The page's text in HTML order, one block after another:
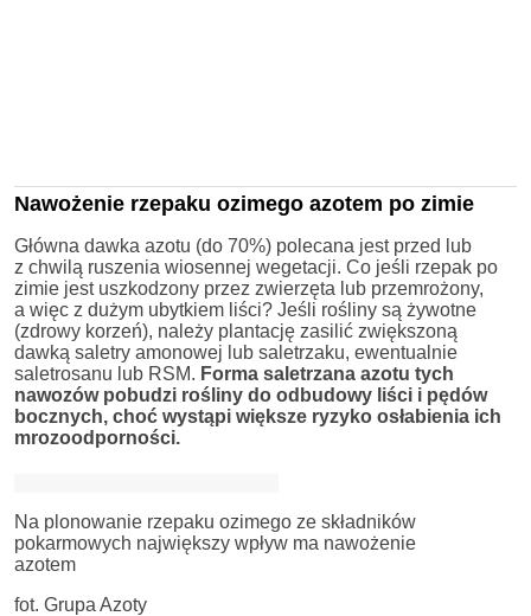
Nawożenie rzepaku ozimego azotem po zimie
Główna dawka azotu (do 70%) polecana jest przed lub
z chwilą ruszenia wiosennej wegetacji. Co jeśli rzepak po
zimie jest uszkodzony przez zwierzęta lub przemrożony,
a więc z dużym ubytkiem liści? Jeśli rośliny są żywotne
(zdrowy korzeń), należy plantację zasilić zwiększoną
dawką saletry amonowej lub saletrzaku, ewentualnie
saletrosanu lub RSM. Forma saletrzana azotu tych
nawozów pobudzi rośliny do odbudowy liści i pędów
bocznych, choć wystąpi większe ryzyko osłabienia ich
mrozoodporności.
Na plonowanie rzepaku ozimego ze składników
pokarmowych największy wpływ ma nawożenie
azotem
fot. Grupa Azoty